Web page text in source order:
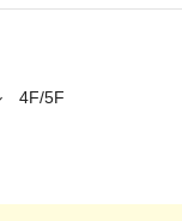
4F/5F